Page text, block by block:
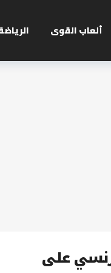
ألعاب القوى
على